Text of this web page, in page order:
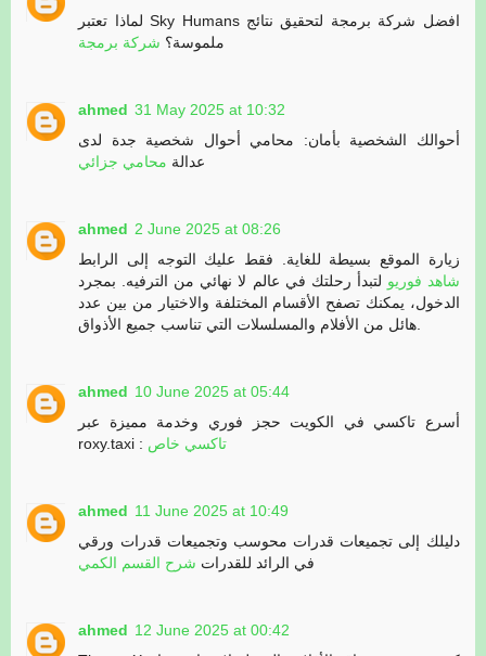
لماذا تعتبر Sky Humans افضل شركة برمجة لتحقيق نتائج
ملموسة؟ شركة برمجة
ahmed 31 May 2025 at 10:32
أحوالك الشخصية بأمان: محامي أحوال شخصية جدة لدى
عدالة محامي جزائي
ahmed 2 June 2025 at 08:26
زيارة الموقع بسيطة للغاية. فقط عليك التوجه إلى الرابط
شاهد فوريو لتبدأ رحلتك في عالم لا نهائي من الترفيه. بمجرد
الدخول، يمكنك تصفح الأقسام المختلفة والاختيار من بين عدد
ahmed 10 June 2025 at 05:44
أسرع تاكسي في الكويت حجز فوري وخدمة مميزة عبر
roxy.taxi : تاكسي خاص
ahmed 11 June 2025 at 10:49
دليلك إلى تجميعات قدرات محوسب وتجميعات قدرات ورقي
في الرائد للقدرات شرح القسم الكمي
ahmed 12 June 2025 at 00:42